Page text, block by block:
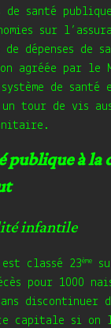
santé
sur
dépenses de
agréée par
système de
un tour de vis
publique à
infantile
est classé 23ème
pour 1000
discontinuer
capitale si